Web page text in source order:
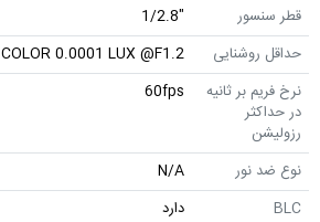
قطر سنسور
"1/2.8
حداقل روشنایی
COLOR 0.0001 LUX @F1.2
نرخ فریم بر ثانیه
در حداکثر
رزولیشن
60fps
نوع ضد نور
N/A
BLC
دارد